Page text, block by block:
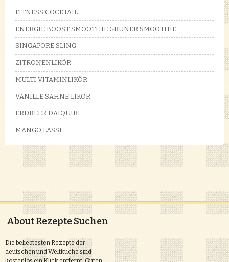
FITNESS COCKTAIL
ENERGIE BOOST SMOOTHIE GRÜNER SMOOTHIE
SINGAPORE SLING
ZITRONENLIKÖR
MULTI VITAMINLIKÖR
VANILLE SAHNE LIKÖR
ERDBEER DAIQUIRI
MANGO LASSI
About Rezepte Suchen
Die beliebtesten Rezepte der
deutschen und Weltküche sind